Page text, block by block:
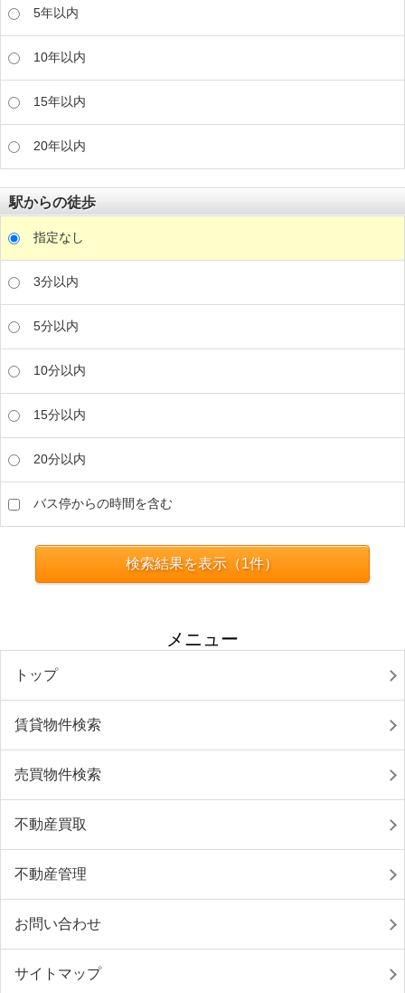
5年以内
10年以内
15年以内
20年以内
駅からの徒歩
指定なし
3分以内
5分以内
10分以内
15分以内
20分以内
バス停からの時間を含む
検索結果を表示（1件）
メニュー
トップ
賃貸物件検索
売買物件検索
不動産買取
不動産管理
お問い合わせ
サイトマップ